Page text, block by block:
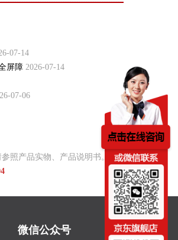
07-14
屏障 2026-07-14
07-06
照产品实物、产品说明书。除
微信公众号